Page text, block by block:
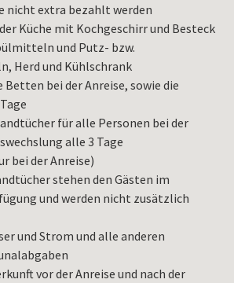
nicht extra bezahlt werden
Küche mit Kochgeschirr und Besteck
und Putz- bzw.
Herd und Kühlschrank
bei der Anreise, sowie die
für alle Personen bei der
alle 3 Tage
bei der Anreise)
stehen den Gästen im
und werden nicht zusätzlich
und Strom und alle anderen
vor der Anreise und nach der